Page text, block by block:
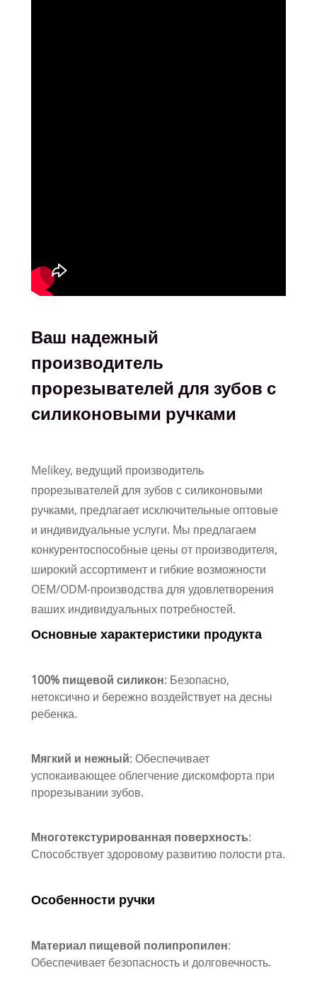
Ваш надежный
производитель
прорезывателей для зубов с
силиконовыми ручками
Melikey, ведущий производитель
прорезывателей для зубов с силиконовыми
ручками, предлагает исключительные оптовые
и индивидуальные услуги. Мы предлагаем
конкурентоспособные цены от производителя,
широкий ассортимент и гибкие возможности
OEM/ODM-производства для удовлетворения
ваших индивидуальных потребностей.
Основные характеристики продукта
100% пищевой силикон: Безопасно,
нетоксично и бережно воздействует на десны
ребенка.
Мягкий и нежный: Обеспечивает
успокаивающее облегчение дискомфорта при
прорезывании зубов.
Многотекстурированная поверхность:
Способствует здоровому развитию полости рта.
Особенности ручки
Материал пищевой полипропилен:
Обеспечивает безопасность и долговечность.